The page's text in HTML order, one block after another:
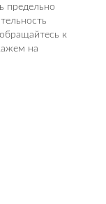
предельно
к
на